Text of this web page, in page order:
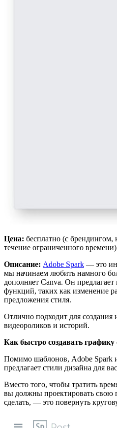
Цена: бесплатно (с
течение ограниченного
Описание: Adobe Spark — это
мы начинаем любить намного
дополняет Canva. Он
функций, таких как изменение
предложения стиля.
Отлично подходит для создания
видеороликов и историй.
Как быстро создавать
Помимо шаблонов, Adobe Spark
предлагает стили дизайна для
Вместо того, чтобы тратить
вы должны проектировать свою
сделать, — это повернуть